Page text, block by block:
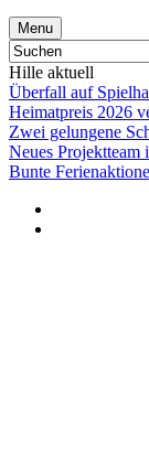
Menu
Hille aktuell
Überfall auf
Heimatpreis 2026
Zwei gelungene
Neues
Bunte